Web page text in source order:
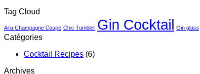
Tag Cloud
Aria Champagne Coupe Chic Tumbler Gin Cocktail Gin glass
Catégories
Cocktail Recipes (6)
Archives